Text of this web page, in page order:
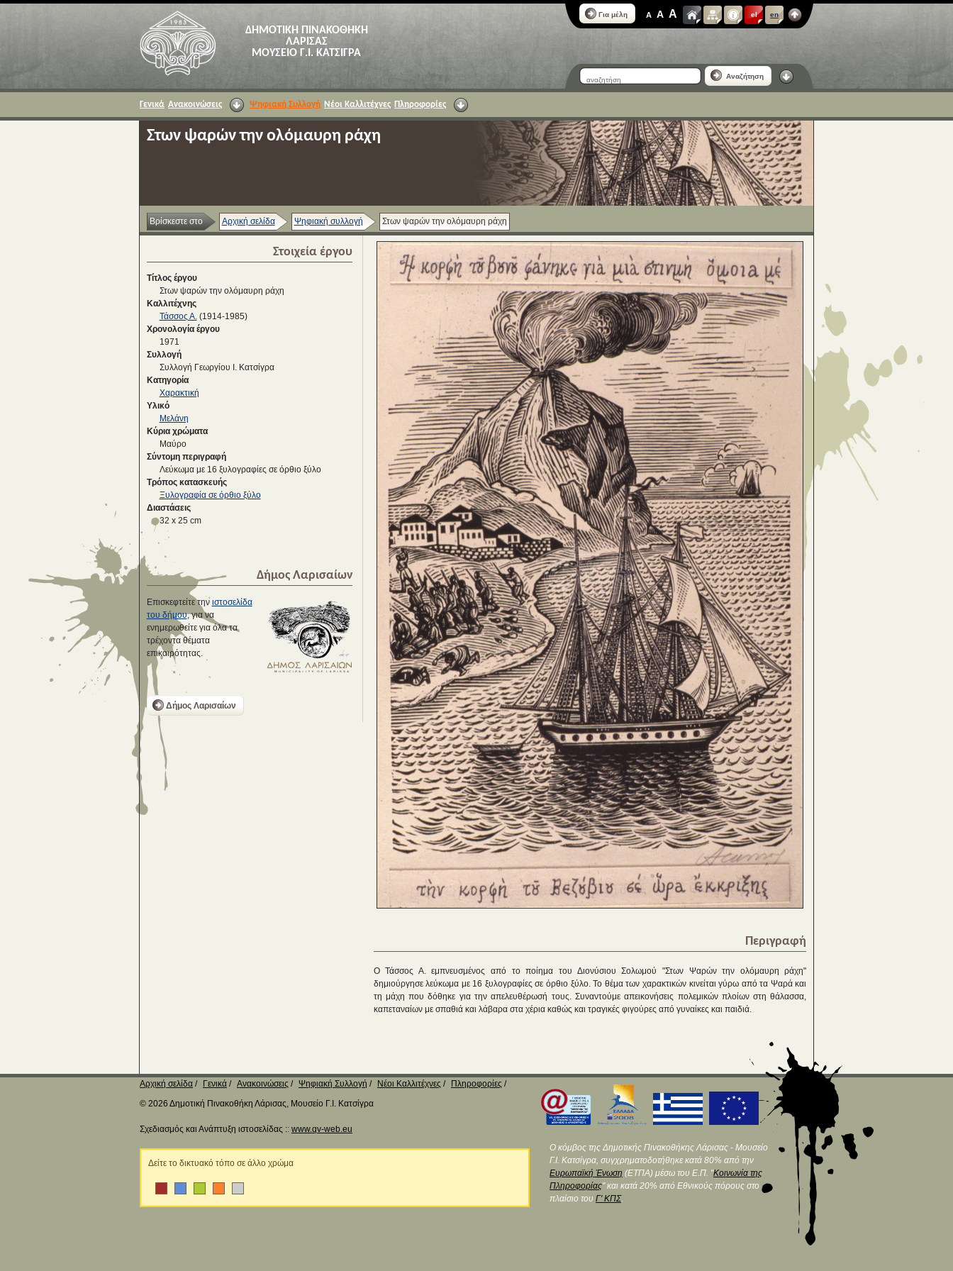
ΔΗΜΟΤΙΚΗ ΠΙΝΑΚΟΘΗΚΗ
ΛΑΡΙΣΑΣ
ΜΟΥΣΕΙΟ Γ.Ι. ΚΑΤΣΙΓΡΑ
Για μέλη A A A el en
Αναζήτηση
Γενικά Ανακοινώσεις Ψηφιακή Συλλογή Νέοι Καλλιτέχνες Πληροφορίες
Στων ψαρών την ολόμαυρη ράχη
Βρίσκεστε στο Αρχική σελίδα Ψηφιακή συλλογή Στων ψαρών την ολόμαυρη ράχη
Στοιχεία έργου
Τίτλος έργου
Στων ψαρών την ολόμαυρη ράχη
Καλλιτέχνης
Τάσσος Α.(1914-1985)
Χρονολογία έργου
1971
Συλλογή
Συλλογή Γεωργίου Ι. Κατσίγρα
Κατηγορία
Χαρακτική
Υλικό
Μελάνη
Κύρια χρώματα
Μαύρο
Σύντομη περιγραφή
Λεύκωμα με 16 ξυλογραφίες σε όρθιο ξύλο
Τρόπος κατασκευής
Ξυλογραφία σε όρθιο ξύλο
Διαστάσεις
32 x 25 cm
Δήμος Λαρισαίων
Επισκεφτείτε την ιστοσελίδα
του δήμου, για να
ενημερωθείτε για όλα τα
τρέχοντα θέματα
επικαιρότητας.
Δήμος Λαρισαίων
Περιγραφή
Ο Τάσσος Α. εμπνευσμένος από το ποίημα του Διονύσιου Σολωμού "Στων Ψαρών την ολόμαυρη ράχη"
δημιούργησε λεύκωμα με 16 ξυλογραφίες σε όρθιο ξύλο. Το θέμα των χαρακτικών κινείται γύρω από τα Ψαρά και
τη μάχη που δόθηκε για την απελευθέρωσή τους. Συναντούμε απεικονήσεις πολεμικών πλοίων στη θάλασσα,
καπεταναίων με σπαθιά και λάβαρα στα χέρια καθώς και τραγικές φιγούρες από γυναίκες και παιδιά.
Αρχική σελίδα Γενικά Ανακοινώσεις Ψηφιακή Συλλογή Νέοι Καλλιτέχνες
Πληροφορίες
© 2026 Δημοτική Πινακοθήκη Λάρισας, Μουσείο Γ.Ι. Κατσίγρα
Σχεδιασμός και Ανάπτυξη ιστοσελίδας :: www.qv-web.eu
Δείτε το δικτυακό τόπο σε άλλο χρώμα
Ο κόμβος της Δημοτικής Πινακοθήκης Λάρισας - Μουσείο
Γ.Ι. Κατσίγρα, συγχρηματοδοτήθηκε κατά 80% από την
Ευρωπαϊκή Ένωση (ΕΤΠΑ) μέσω του Ε.Π. "Κοινωνία της
Πληροφορίας" και κατά 20% από Εθνικούς πόρους στο
πλαίσιο του Γ' ΚΠΣ.